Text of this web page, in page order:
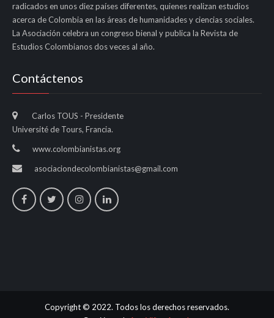
radicados en unos diez países diferentes, quienes realizan estudios
acerca de Colombia en las áreas de humanidades y ciencias sociales.
La Asociación celebra un congreso bienal y publica la Revista de
Estudios Colombianos dos veces al año.
Contáctenos
Carlos TOUS - Presidente
Université de Tours, Francia.
www.colombianistas.org
asociaciondecolombianistas@gmail.com
Copyright © 2022. Todos los derechos reservados.